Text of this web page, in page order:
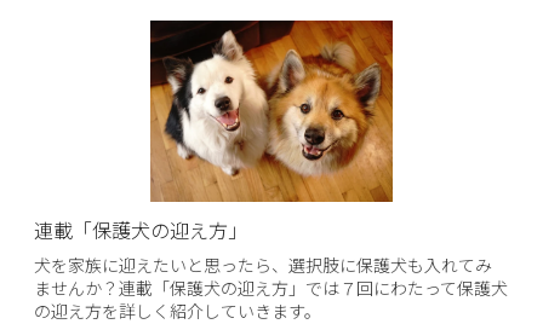
連載「保護犬の迎え方」
犬を家族に迎えたいと思ったら、選択肢に保護犬も入れてみ
ませんか？連載「保護犬の迎え方」では７回にわたって保護犬
の迎え方を詳しく紹介していきます。